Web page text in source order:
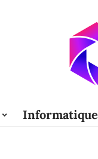
Informatique